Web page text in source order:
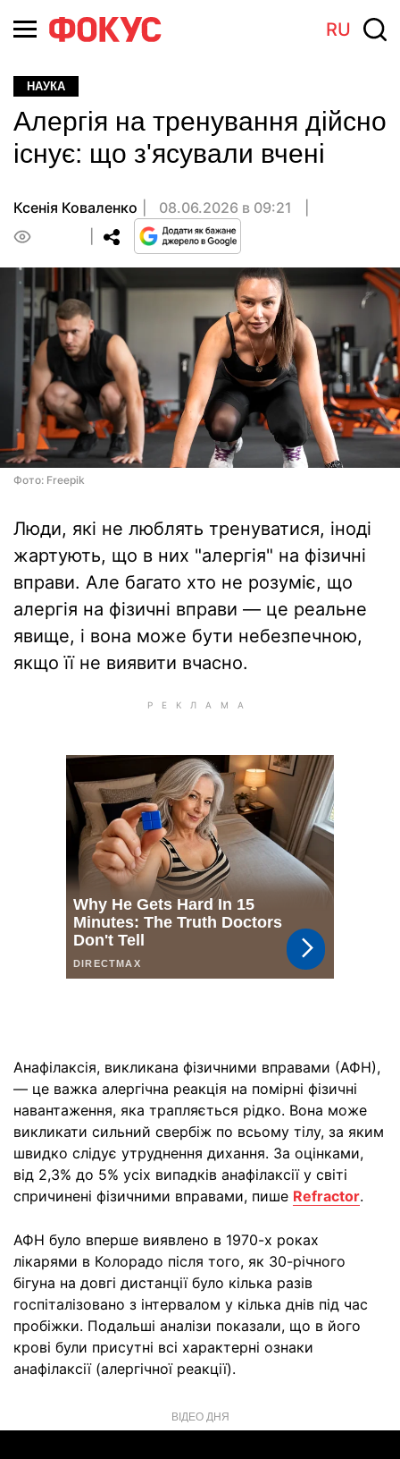
RU
НАУКА
Алергія на тренування дійсно
існує: що з'ясували вчені
Ксенія Коваленко
08.06.2026 в 09:21
Фото: Freepik
Люди, які не люблять тренуватися, іноді
жартують, що в них "алергія" на фізичні
вправи. Але багато хто не розуміє, що
алергія на фізичні вправи — це реальне
явище, і вона може бути небезпечною,
якщо її не виявити вчасно.
Анафілаксія, викликана фізичними вправами (АФН),
— це важка алергічна реакція на помірні фізичні
навантаження, яка трапляється рідко. Вона може
викликати сильний свербіж по всьому тілу, за яким
швидко слідує утруднення дихання. За оцінками,
від 2,3% до 5% усіх випадків анафілаксії у світі
спричинені фізичними вправами, пише Refractor.
АФН було вперше виявлено в 1970-х роках
лікарями в Колорадо після того, як 30-річного
бігуна на довгі дистанції було кілька разів
госпіталізовано з інтервалом у кілька днів під час
пробіжки. Подальші аналізи показали, що в його
крові були присутні всі характерні ознаки
анафілаксії (алергічної реакції).
ВІДЕО ДНЯ